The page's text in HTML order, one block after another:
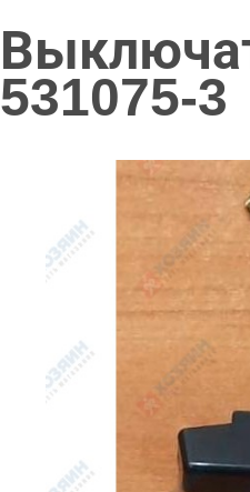
531075-3